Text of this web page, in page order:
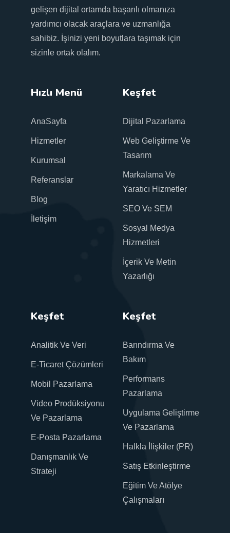
gelişen dijital ortamda başarılı olmanıza
yardımcı olacak araçlara ve uzmanlığa
sahibiz. İşinizi yeni boyutlara taşımak için
sizinle ortak olalım.
Hızlı Menü
AnaSayfa
Hizmetler
Kurumsal
Referanslar
Blog
İletişim
Keşfet
Dijital Pazarlama
Web Geliştirme Ve
Tasarım
Markalama Ve
Yaratıcı Hizmetler
SEO Ve SEM
Sosyal Medya
Hizmetleri
İçerik Ve Metin
Yazarlığı
Keşfet
Analitik Ve Veri
E-Ticaret Çözümleri
Mobil Pazarlama
Video Prodüksiyonu
Ve Pazarlama
E-Posta Pazarlama
Danışmanlık Ve
Strateji
Keşfet
Barındırma Ve
Bakım
Performans
Pazarlama
Uygulama Geliştirme
Ve Pazarlama
Halkla İlişkiler (PR)
Satış Etkinleştirme
Eğitim Ve Atölye
Çalışmaları